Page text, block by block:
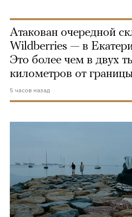
Атакован очередной
Wildberries — в
Это более чем в двух
километров от
5 часов назад